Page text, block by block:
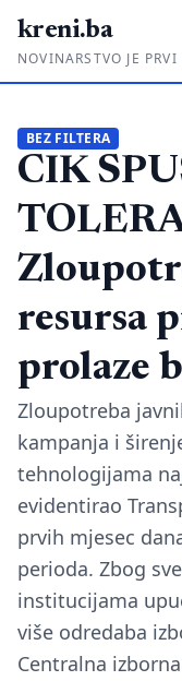
kreni.ba
NOVINARSTVO JE
Priče sa ruba
Ponos i glas
Daljinski u ruke
Romski put
O nama
Impressum
Kontakt
BEZ FILTERA
CIK
resursa
prolaze
Zloupotreba
kampanja i
tehnologijama
evidentirao
prvih mjesec
perioda. Zbog
institucijama
više odredaba
Centralna